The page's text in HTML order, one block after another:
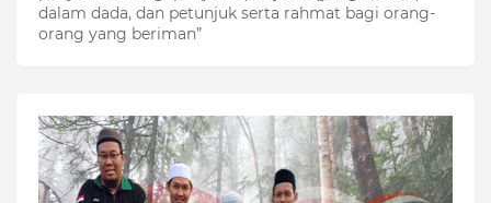
dalam dada, dan petunjuk serta rahmat bagi orang-
orang yang beriman”